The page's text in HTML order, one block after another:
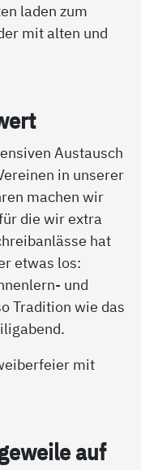
laden zum
mit alten und
Austausch
in unserer
machen wir
die wir extra
hat
etwas los:
und
Tradition wie das
mit
auf